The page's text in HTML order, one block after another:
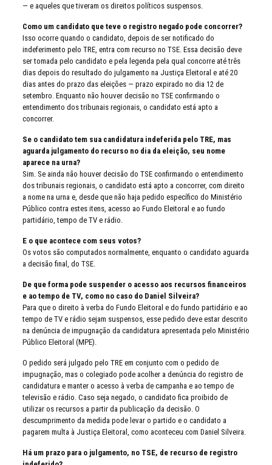
— e aqueles que tiveram os direitos políticos suspensos.
Como um candidato que teve o registro negado pode concorrer?
Isso ocorre quando o candidato, depois de ser notificado do
indeferimento pelo TRE, entra com recurso no TSE. Essa decisão deve
ser tomada pelo candidato e pela legenda pela qual concorre até três
dias depois do resultado do julgamento na Justiça Eleitoral e até 20
dias antes do prazo das eleições — prazo expirado no dia 12 de
setembro. Enquanto não houver decisão no TSE confirmando o
entendimento dos tribunais regionais, o candidato está apto a
concorrer.
Se o candidato tem sua candidatura indeferida pelo TRE, mas
aguarda julgamento do recurso no dia da eleição, seu nome
aparece na urna?
Sim. Se ainda não houver decisão do TSE confirmando o entendimento
dos tribunais regionais, o candidato está apto a concorrer, com direito
a nome na urna e, desde que não haja pedido específico do Ministério
Público contra estes itens, acesso ao Fundo Eleitoral e ao fundo
partidário, tempo de TV e rádio.
E o que acontece com seus votos?
Os votos são computados normalmente, enquanto o candidato aguarda
a decisão final, do TSE.
De que forma pode suspender o acesso aos recursos financeiros
e ao tempo de TV, como no caso do Daniel Silveira?
Para que o direito à verba do Fundo Eleitoral e do fundo partidário e ao
tempo de TV e rádio sejam suspensos, esse pedido deve estar descrito
na denúncia de impugnação da candidatura apresentada pelo Ministério
Público Eleitoral (MPE).
O pedido será julgado pelo TRE em conjunto com o pedido de
impugnação, mas o colegiado pode acolher a denúncia do registro de
candidatura e manter o acesso à verba de campanha e ao tempo de
televisão e rádio. Caso seja negado, o candidato fica proibido de
utilizar os recursos a partir da publicação da decisão. O
descumprimento da medida pode levar o partido e o candidato a
pagarem multa à Justiça Eleitoral, como aconteceu com Daniel Silveira.
Há um prazo para o julgamento, no TSE, de recurso de registro